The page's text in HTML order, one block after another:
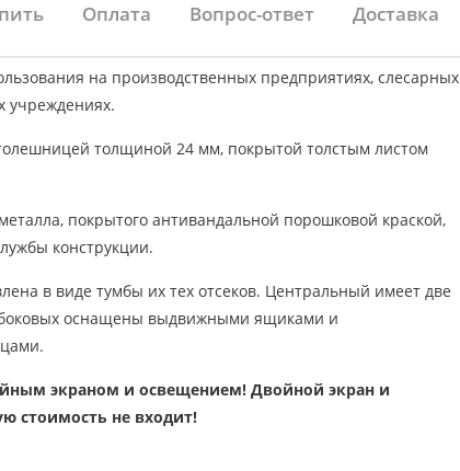
Оплата Вопрос-ответ Доставка
на производственных предприятиях, слесарных
учреждениях.
толщиной 24 мм, покрытой толстым листом
покрытого антивандальной порошковой краской,
конструкции.
в виде тумбы их тех отсеков. Центральный имеет две
оснащены выдвижными ящиками и
экраном и освещением! Двойной экран и
стоимость не входит!